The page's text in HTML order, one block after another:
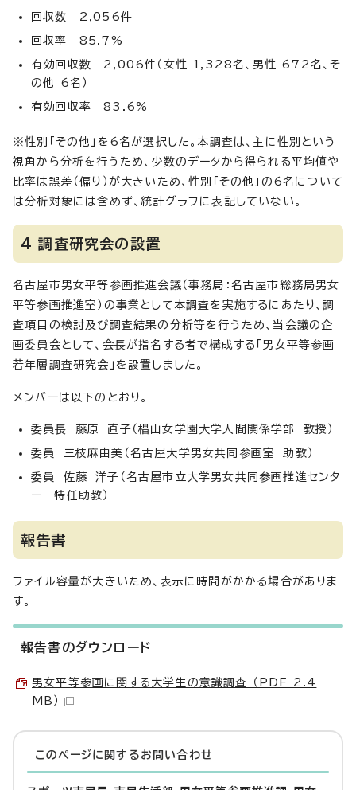
回収数 2,056件
回収率 85.7%
有効回収数 2,006件（女性 1,328名、男性 672名、そ
の他 6名）
有効回収率 83.6%
※性別「その他」を6名が選択した。本調査は、主に性別という
視角から分析を行うため、少数のデータから得られる平均値や
比率は誤差（偏り）が大きいため、性別「その他」の6名について
は分析対象には含めず、統計グラフに表記していない。
4 調査研究会の設置
名古屋市男女平等参画推進会議（事務局：名古屋市総務局男女
平等参画推進室）の事業として本調査を実施するにあたり、調
査項目の検討及び調査結果の分析等を行うため、当会議の企
画委員会として、会長が指名する者で構成する「男女平等参画
若年層調査研究会」を設置しました。
メンバーは以下のとおり。
委員長 藤原 直子（椙山女学園大学人間関係学部 教授）
委員 三枝麻由美（名古屋大学男女共同参画室 助教）
委員 佐藤 洋子（名古屋市立大学男女共同参画推進センタ
ー 特任助教）
報告書
ファイル容量が大きいため、表示に時間がかかる場合がありま
す。
報告書のダウンロード
男女平等参画に関する大学生の意識調査 （PDF 2.4
MB）
このページに関する お問い合わせ